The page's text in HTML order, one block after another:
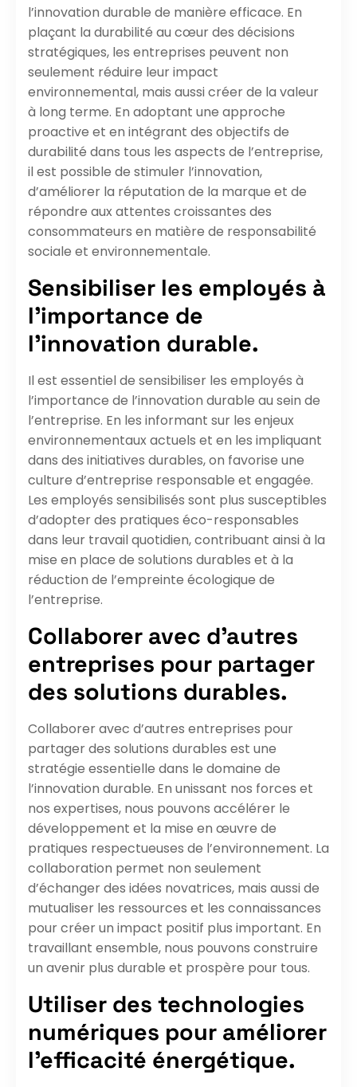
l’innovation durable de manière efficace. En
plaçant la durabilité au cœur des décisions
stratégiques, les entreprises peuvent non
seulement réduire leur impact
environnemental, mais aussi créer de la valeur
à long terme. En adoptant une approche
proactive et en intégrant des objectifs de
durabilité dans tous les aspects de l’entreprise,
il est possible de stimuler l’innovation,
d’améliorer la réputation de la marque et de
répondre aux attentes croissantes des
consommateurs en matière de responsabilité
sociale et environnementale.
Sensibiliser les employés à
l’importance de
l’innovation durable.
Il est essentiel de sensibiliser les employés à
l’importance de l’innovation durable au sein de
l’entreprise. En les informant sur les enjeux
environnementaux actuels et en les impliquant
dans des initiatives durables, on favorise une
culture d’entreprise responsable et engagée.
Les employés sensibilisés sont plus susceptibles
d’adopter des pratiques éco-responsables
dans leur travail quotidien, contribuant ainsi à la
mise en place de solutions durables et à la
réduction de l’empreinte écologique de
l’entreprise.
Collaborer avec d’autres
entreprises pour partager
des solutions durables.
Collaborer avec d’autres entreprises pour
partager des solutions durables est une
stratégie essentielle dans le domaine de
l’innovation durable. En unissant nos forces et
nos expertises, nous pouvons accélérer le
développement et la mise en œuvre de
pratiques respectueuses de l’environnement. La
collaboration permet non seulement
d’échanger des idées novatrices, mais aussi de
mutualiser les ressources et les connaissances
pour créer un impact positif plus important. En
travaillant ensemble, nous pouvons construire
un avenir plus durable et prospère pour tous.
Utiliser des technologies
numériques pour améliorer
l’efficacité énergétique.